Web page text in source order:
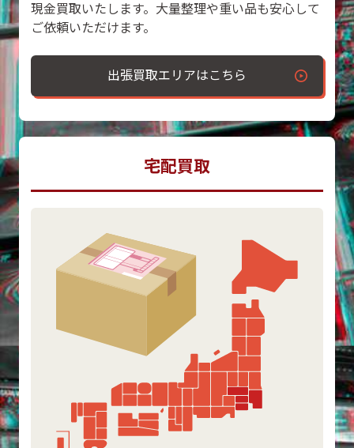
現金買取いたします。大量整理や重い品も安心して
ご依頼いただけます。
出張買取エリアはこちら
宅配買取